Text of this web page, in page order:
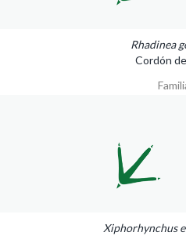
Rhadinea
Cordón
Xiphorhynchus